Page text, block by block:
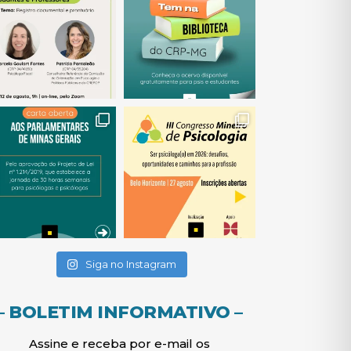
(abre em nova janela) (abre em nova janela)
Siga no Instagram(abre em nova janela)
BOLETIM INFORMATIVO –
Assine e receba por e-mail os